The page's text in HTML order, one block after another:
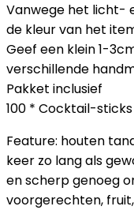
Vanwege het licht-
de kleur van het
Geef een klein 1-
verschillende
Pakket inclusief
100 * Cocktail-sticks
Feature: houten
keer zo lang als
en scherp genoeg
voorgerechten,